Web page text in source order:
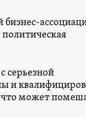
бизнес-
политическая
серьезной
и
может